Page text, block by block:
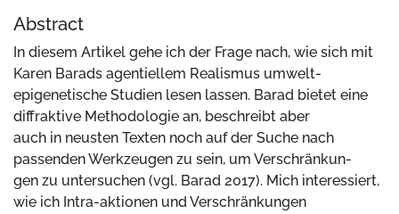
Abstract
In diesem Artikel gehe ich der Frage nach, wie sich mit
Karen Barads agentiellem Realismus umwelt-
epigenetische Studien lesen lassen. Barad bietet eine
diffraktive Methodologie an, beschreibt aber
auch in neusten Texten noch auf der Suche nach
passenden Werkzeugen zu sein, um Verschränkun-
gen zu untersuchen (vgl. Barad 2017). Mich interessiert,
wie ich Intra-aktionen und Verschränkungen